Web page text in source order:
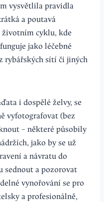
vysvětlila pravidla
a poutavá
cyklu, kde
jako léčebné
rybářských sítí či jiných
i dospělé želvy, se
vyfotografovat (bez
– některé působily
jako by se už
a návratu do
sednout a pozorovat
vynořování se pro
a profesionálně,